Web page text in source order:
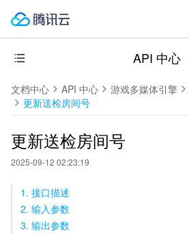
API 中心
文档中心 API 中心 游戏多媒体引擎
更新送检房间号
更新送检房间号
2025-09-12 02:23:19
1. 接口描述
2. 输入参数
3. 输出参数